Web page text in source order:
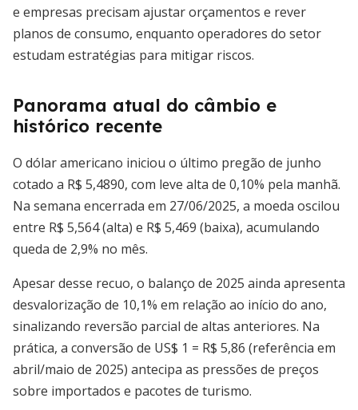
e empresas precisam ajustar orçamentos e rever
planos de consumo, enquanto operadores do setor
estudam estratégias para mitigar riscos.
Panorama atual do câmbio e
histórico recente
O dólar americano iniciou o último pregão de junho
cotado a R$ 5,4890, com leve alta de 0,10% pela manhã.
Na semana encerrada em 27/06/2025, a moeda oscilou
entre R$ 5,564 (alta) e R$ 5,469 (baixa), acumulando
queda de 2,9% no mês.
Apesar desse recuo, o balanço de 2025 ainda apresenta
desvalorização de 10,1% em relação ao início do ano,
sinalizando reversão parcial de altas anteriores. Na
prática, a conversão de US$ 1 = R$ 5,86 (referência em
abril/maio de 2025) antecipa as pressões de preços
sobre importados e pacotes de turismo.